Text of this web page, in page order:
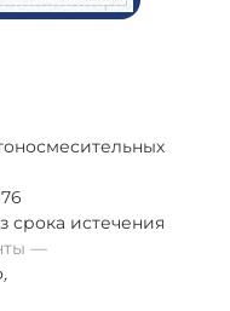
срока истечения
,